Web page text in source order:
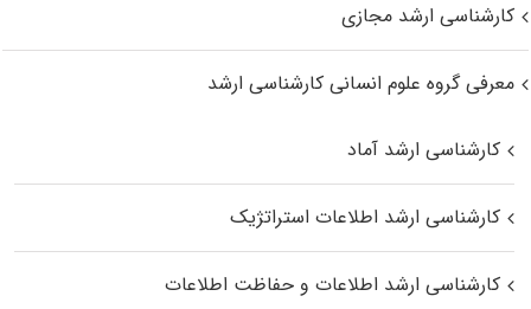
کارشناسی ارشد مجازی
معرفی گروه علوم انسانی کارشناسی ارشد
کارشناسی ارشد آماد
کارشناسی ارشد اطلاعات استراتژیک
کارشناسی ارشد اطلاعات و حفاظت اطلاعات